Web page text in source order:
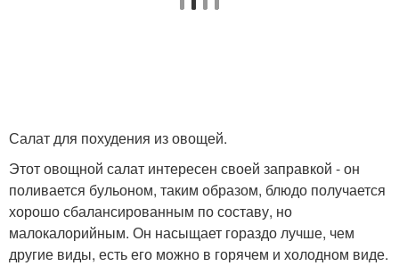
Салат для похудения из овощей.
Этот овощной салат интересен своей заправкой - он
поливается бульоном, таким образом, блюдо получается
хорошо сбалансированным по составу, но
малокалорийным. Он насыщает гораздо лучше, чем
другие виды, есть его можно в горячем и холодном виде.